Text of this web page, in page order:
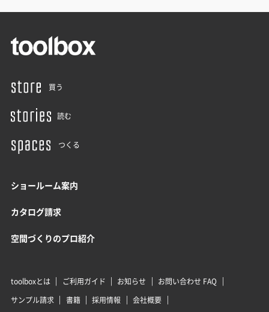
買う
読む
つくる
ショールーム案内
カタログ請求
空間づくりのプロ紹介
toolboxとは ご利用ガイド お知らせ
お問い合わせ FAQ
サンプル請求
書籍 採用情報
会社概要